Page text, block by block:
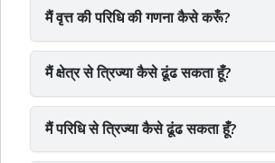
मैं वृत्त की परिधि की गणना कैसे करूँ?
मैं क्षेत्र से त्रिज्या कैसे ढूंढ सकता हूँ?
मैं परिधि से त्रिज्या कैसे ढूंढ सकता हूँ?